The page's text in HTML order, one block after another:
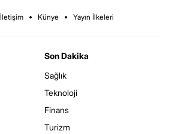
İletişim Künye Yayın İlkeleri
Son Dakika
Sağlık
Teknoloji
Finans
Turizm